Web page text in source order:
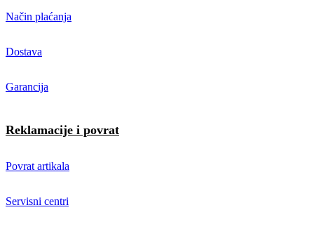
Način plaćanja
Dostava
Garancija
Reklamacije i povrat
Povrat artikala
Servisni centri